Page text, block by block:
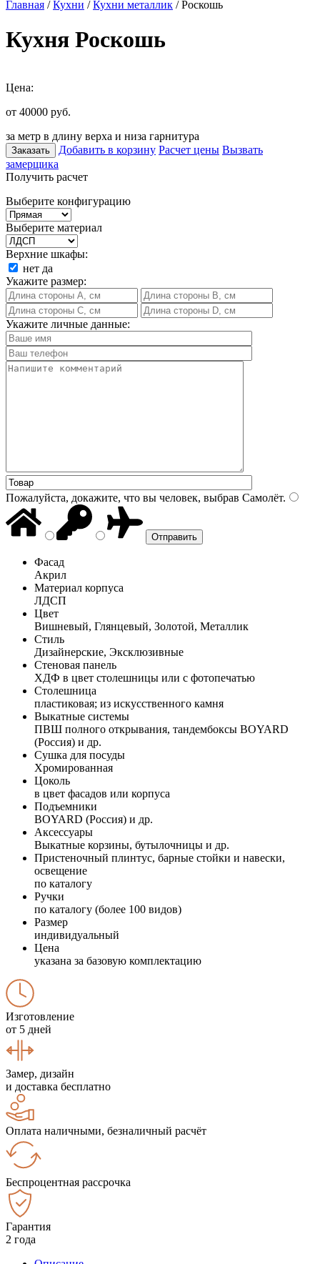
Главная /Кухни /Кухни металлик / Роскошь
Кухня Роскошь
Цена:
от 40000 руб.
за метр в длину верха и низа гарнитура
Заказать Добавить в корзину Расчет цены Вызвать
замерщика
Получить расчет
Выберите конфигурацию
Выберите материал
Верхние шкафы:
нет да
Укажите размер:
Укажите личные данные:
Пожалуйста, докажите, что вы человек, выбрав Самолёт.
Фасад
Акрил
Материал корпуса
ЛДСП
Цвет
Вишневый, Глянцевый, Золотой, Металлик
Стиль
Дизайнерские, Эксклюзивные
Стеновая панель
ХДФ в цвет столешницы или с фотопечатью
Столешница
пластиковая; из искусственного камня
Выкатные системы
ПВШ полного открывания, тандембоксы BOYARD
(Россия) и др.
Сушка для посуды
Хромированная
Цоколь
в цвет фасадов или корпуса
Подъемники
BOYARD (Россия) и др.
Аксессуары
Выкатные корзины, бутылочницы и др.
Пристеночный плинтус, барные стойки и навески,
освещение
по каталогу
Ручки
по каталогу (более 100 видов)
Размер
индивидуальный
Цена
указана за базовую комплектацию
Изготовление
от 5 дней
Замер, дизайн
и доставка бесплатно
Оплата наличными, безналичный расчёт
Беспроцентная рассрочка
Гарантия
2 года